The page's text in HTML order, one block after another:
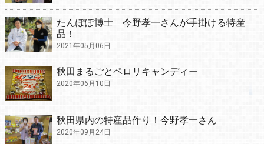
たんぽぽ博士 今野孝一さんが手掛ける特産
品！
2021年05月06日
秋田まるごとペロリキャンディー
2020年06月10日
秋田県内の特産品作り！今野孝一さん
2020年09月24日